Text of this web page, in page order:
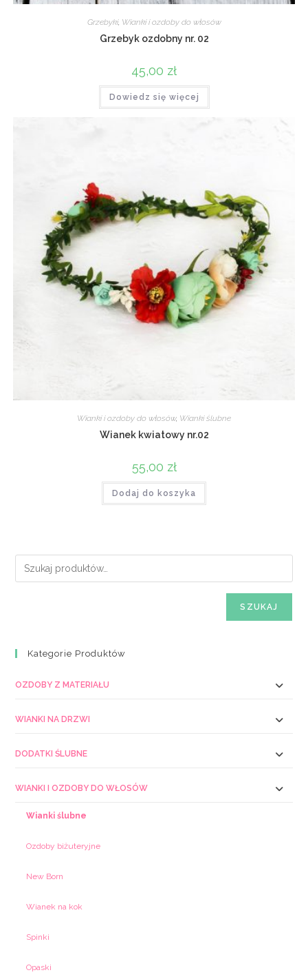
Grzebyki, Wianki i ozdoby do włosów
Grzebyk ozdobny nr. 02
45,00 zł
Dowiedz się więcej
Wianki i ozdoby do włosów, Wianki ślubne
Wianek kwiatowy nr.02
55,00 zł
Dodaj do koszyka
SZUKAJ
Kategorie Produktów
OZDOBY Z MATERIAŁU
WIANKI NA DRZWI
DODATKI ŚLUBNE
WIANKI I OZDOBY DO WŁOSÓW
Wianki ślubne
Ozdoby biżuteryjne
New Born
Wianek na kok
Spinki
Opaski